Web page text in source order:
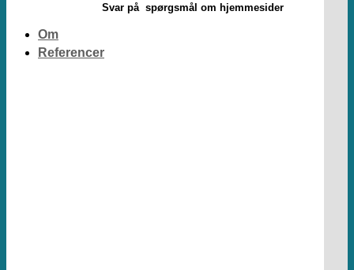
Svar på spørgsmål om hjemmesider
Om
Referencer